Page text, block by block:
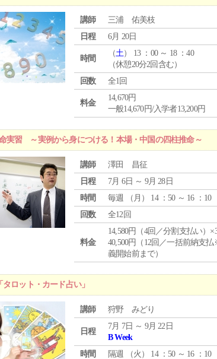
講師
三浦 佑美枝
日程
6月 20日
時間
（土） 13 ：00 ～ 18 ：40
（休憩20分2回含む）
回数
全1回
料金
14,670円
一般14,670円/入学者13,200円
実習 ～実例から身につける！本場・中国の四柱推命～
講師
澤田 昌征
日程
7月 6日 ～ 9月 28日
時間
毎週 （ 月 ） 14 ：50 ～ 16 ：10
回数
全12回
料金
14,580円（4回／分割支払い）
40,500円（12回／一括前納支
義開始前まで）
タロット・カード占い」
講師 狩野 みどり
日程
7月 7日 ～ 9月 22日
B Week
時間
隔週 （火 ） 14 ：50 ～ 16 ：10